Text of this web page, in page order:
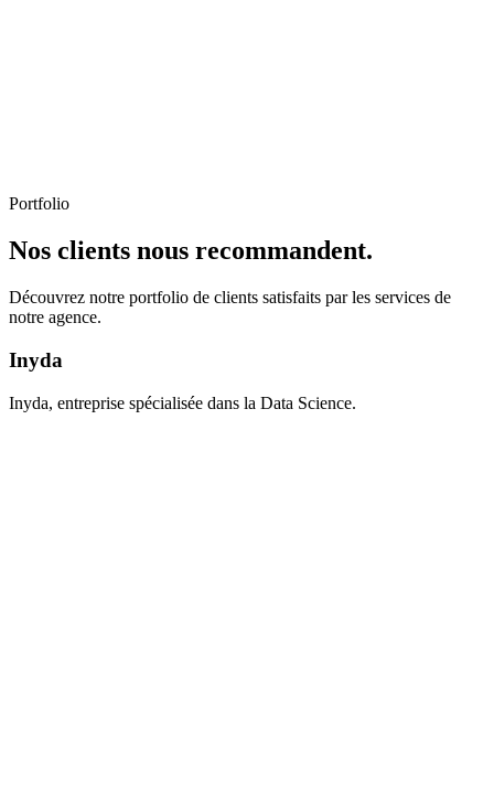
Portfolio
Nos clients nous recommandent.
Découvrez notre portfolio de clients satisfaits par les services de
notre agence.
Inyda
Inyda, entreprise spécialisée dans la Data Science.